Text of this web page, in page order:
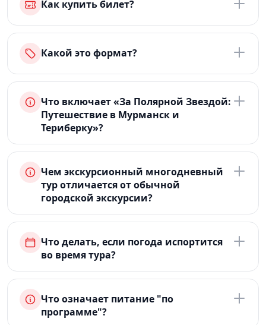
Как купить билет?
Какой это формат?
Что включает «За Полярной Звездой:
Путешествие в Мурманск и
Териберку»?
Чем экскурсионный многодневный
тур отличается от обычной
городской экскурсии?
Что делать, если погода испортится
во время тура?
Что означает питание "по
программе"?